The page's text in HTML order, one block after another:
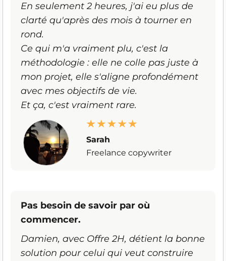
En seulement 2 heures, j'ai eu plus de
clarté qu'après des mois à tourner en
rond.
Ce qui m'a vraiment plu, c'est la
méthodologie : elle ne colle pas juste à
mon projet, elle s'aligne profondément
avec mes objectifs de vie.
Et ça, c'est vraiment rare.
Sarah
Freelance copywriter
Pas besoin de savoir par où
commencer.
Damien, avec Offre 2H, détient la bonne
solution pour celui qui veut construire